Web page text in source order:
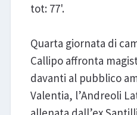
tot: 77'.
Quarta giornata di
Callipo affronta
davanti al pubblico
Valentia, l’Andreoli